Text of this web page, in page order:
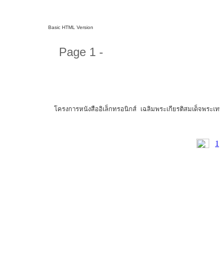
Basic HTML Version
Page 1 -
โครงการหนังสืออิเล็กทรอนิกส์ เฉลิมพระเกียรติสมเด็จพระ
1